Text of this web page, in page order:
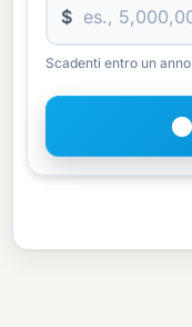
$
Scadenti entro un anno